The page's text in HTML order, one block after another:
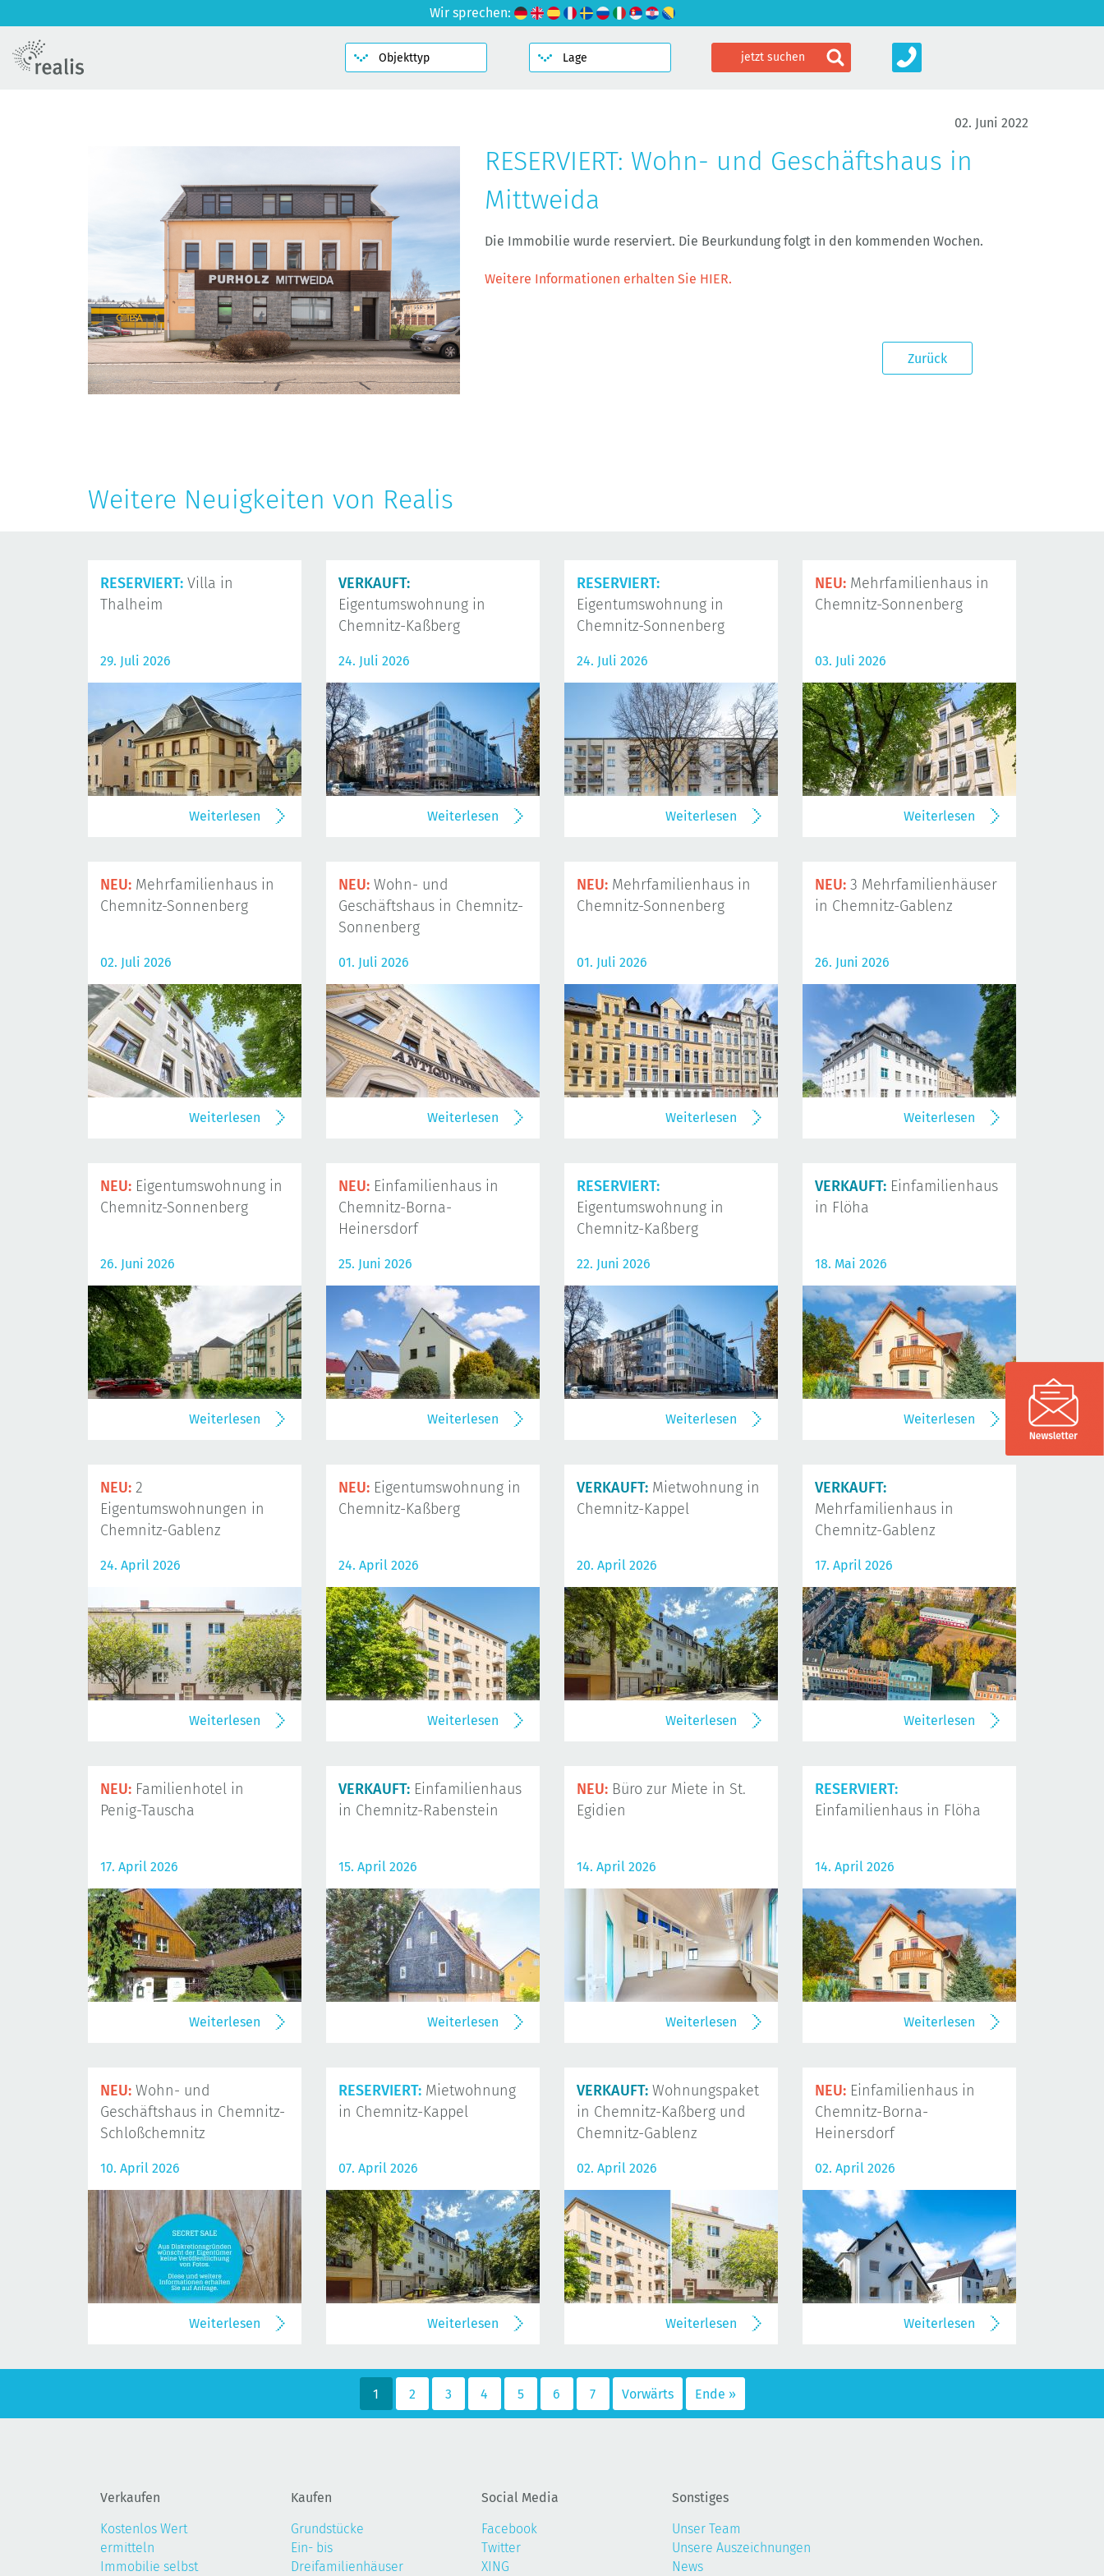
Wir sprechen:
02. Juni 2022
RESERVIERT: Wohn- und Geschäftshaus in
Mittweida
Die Immobilie wurde reserviert. Die Beurkundung folgt in den kommenden Wochen.
Weitere Informationen erhalten Sie HIER.
Zurück
Weitere Neuigkeiten von Realis
RESERVIERT: Villa in
Thalheim
29. Juli 2026
Weiterlesen
VERKAUFT:
Eigentumswohnung in
Chemnitz-Kaßberg
24. Juli 2026
Weiterlesen
RESERVIERT:
Eigentumswohnung in
Chemnitz-Sonnenberg
24. Juli 2026
Weiterlesen
NEU: Mehrfamilienhaus in
Chemnitz-Sonnenberg
03. Juli 2026
Weiterlesen
NEU: Mehrfamilienhaus in
Chemnitz-Sonnenberg
02. Juli 2026
Weiterlesen
NEU: Wohn- und
Geschäftshaus in Chemnitz-
Sonnenberg
01. Juli 2026
Weiterlesen
NEU: Mehrfamilienhaus in
Chemnitz-Sonnenberg
01. Juli 2026
Weiterlesen
NEU: 3 Mehrfamilienhäuser
in Chemnitz-Gablenz
26. Juni 2026
Weiterlesen
NEU: Eigentumswohnung in
Chemnitz-Sonnenberg
26. Juni 2026
Weiterlesen
NEU: Einfamilienhaus in
Chemnitz-Borna-
Heinersdorf
25. Juni 2026
Weiterlesen
RESERVIERT:
Eigentumswohnung in
Chemnitz-Kaßberg
22. Juni 2026
Weiterlesen
VERKAUFT: Einfamilienhaus
in Flöha
18. Mai 2026
Weiterlesen
NEU: 2
Eigentumswohnungen in
Chemnitz-Gablenz
24. April 2026
Weiterlesen
NEU: Eigentumswohnung in
Chemnitz-Kaßberg
24. April 2026
Weiterlesen
VERKAUFT: Mietwohnung in
Chemnitz-Kappel
20. April 2026
Weiterlesen
VERKAUFT:
Mehrfamilienhaus in
Chemnitz-Gablenz
17. April 2026
Weiterlesen
NEU: Familienhotel in
Penig-Tauscha
17. April 2026
Weiterlesen
VERKAUFT: Einfamilienhaus
in Chemnitz-Rabenstein
15. April 2026
Weiterlesen
NEU: Büro zur Miete in St.
Egidien
14. April 2026
Weiterlesen
RESERVIERT:
Einfamilienhaus in Flöha
14. April 2026
Weiterlesen
NEU: Wohn- und
Geschäftshaus in Chemnitz-
Schloßchemnitz
10. April 2026
Weiterlesen
RESERVIERT: Mietwohnung
in Chemnitz-Kappel
07. April 2026
Weiterlesen
VERKAUFT: Wohnungspaket
in Chemnitz-Kaßberg und
Chemnitz-Gablenz
02. April 2026
Weiterlesen
NEU: Einfamilienhaus in
Chemnitz-Borna-
Heinersdorf
02. April 2026
Weiterlesen
1 2 3 4 5 6 7 Vorwärts Ende »
Verkaufen
Kostenlos Wert
ermitteln
Immobilie selbst
Kaufen
Grundstücke
Ein- bis
Dreifamilienhäuser
Social Media
Facebook
Twitter
XING
Sonstiges
Unser Team
Unsere Auszeichnungen
News